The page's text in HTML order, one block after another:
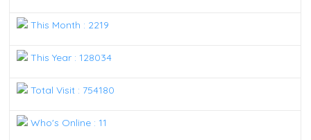
This Month : 2219
This Year : 128034
Total Visit : 754180
Who's Online : 11